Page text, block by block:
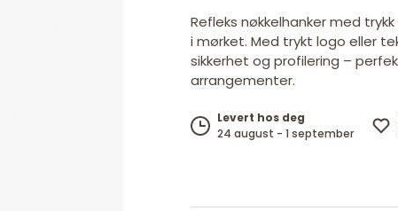
Refleks nøkkelhanker med
i mørket. Med trykt logo eller
sikkerhet og profilering –
arrangementer.
Levert hos deg
24 august - 1 september